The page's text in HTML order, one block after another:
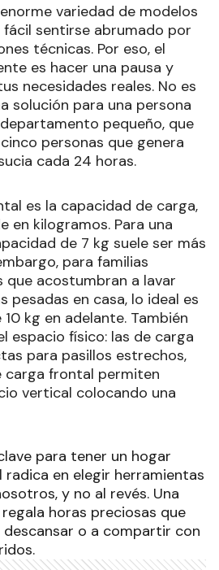
variedad de modelos
fácil sentirse abrumado por
técnicas. Por eso, el
es hacer una pausa y
necesidades reales. No es
solución para una persona
pequeño, que
personas que genera
cada 24 horas.
es la capacidad de carga,
en kilogramos. Para una
de 7 kg suele ser más
para familias
que acostumbran a lavar
pesadas en casa, lo ideal es
kg en adelante. También
espacio físico: las de carga
para pasillos estrechos,
carga frontal permiten
vertical colocando una
para tener un hogar
en elegir herramientas
y no al revés. Una
horas preciosas que
o a compartir con